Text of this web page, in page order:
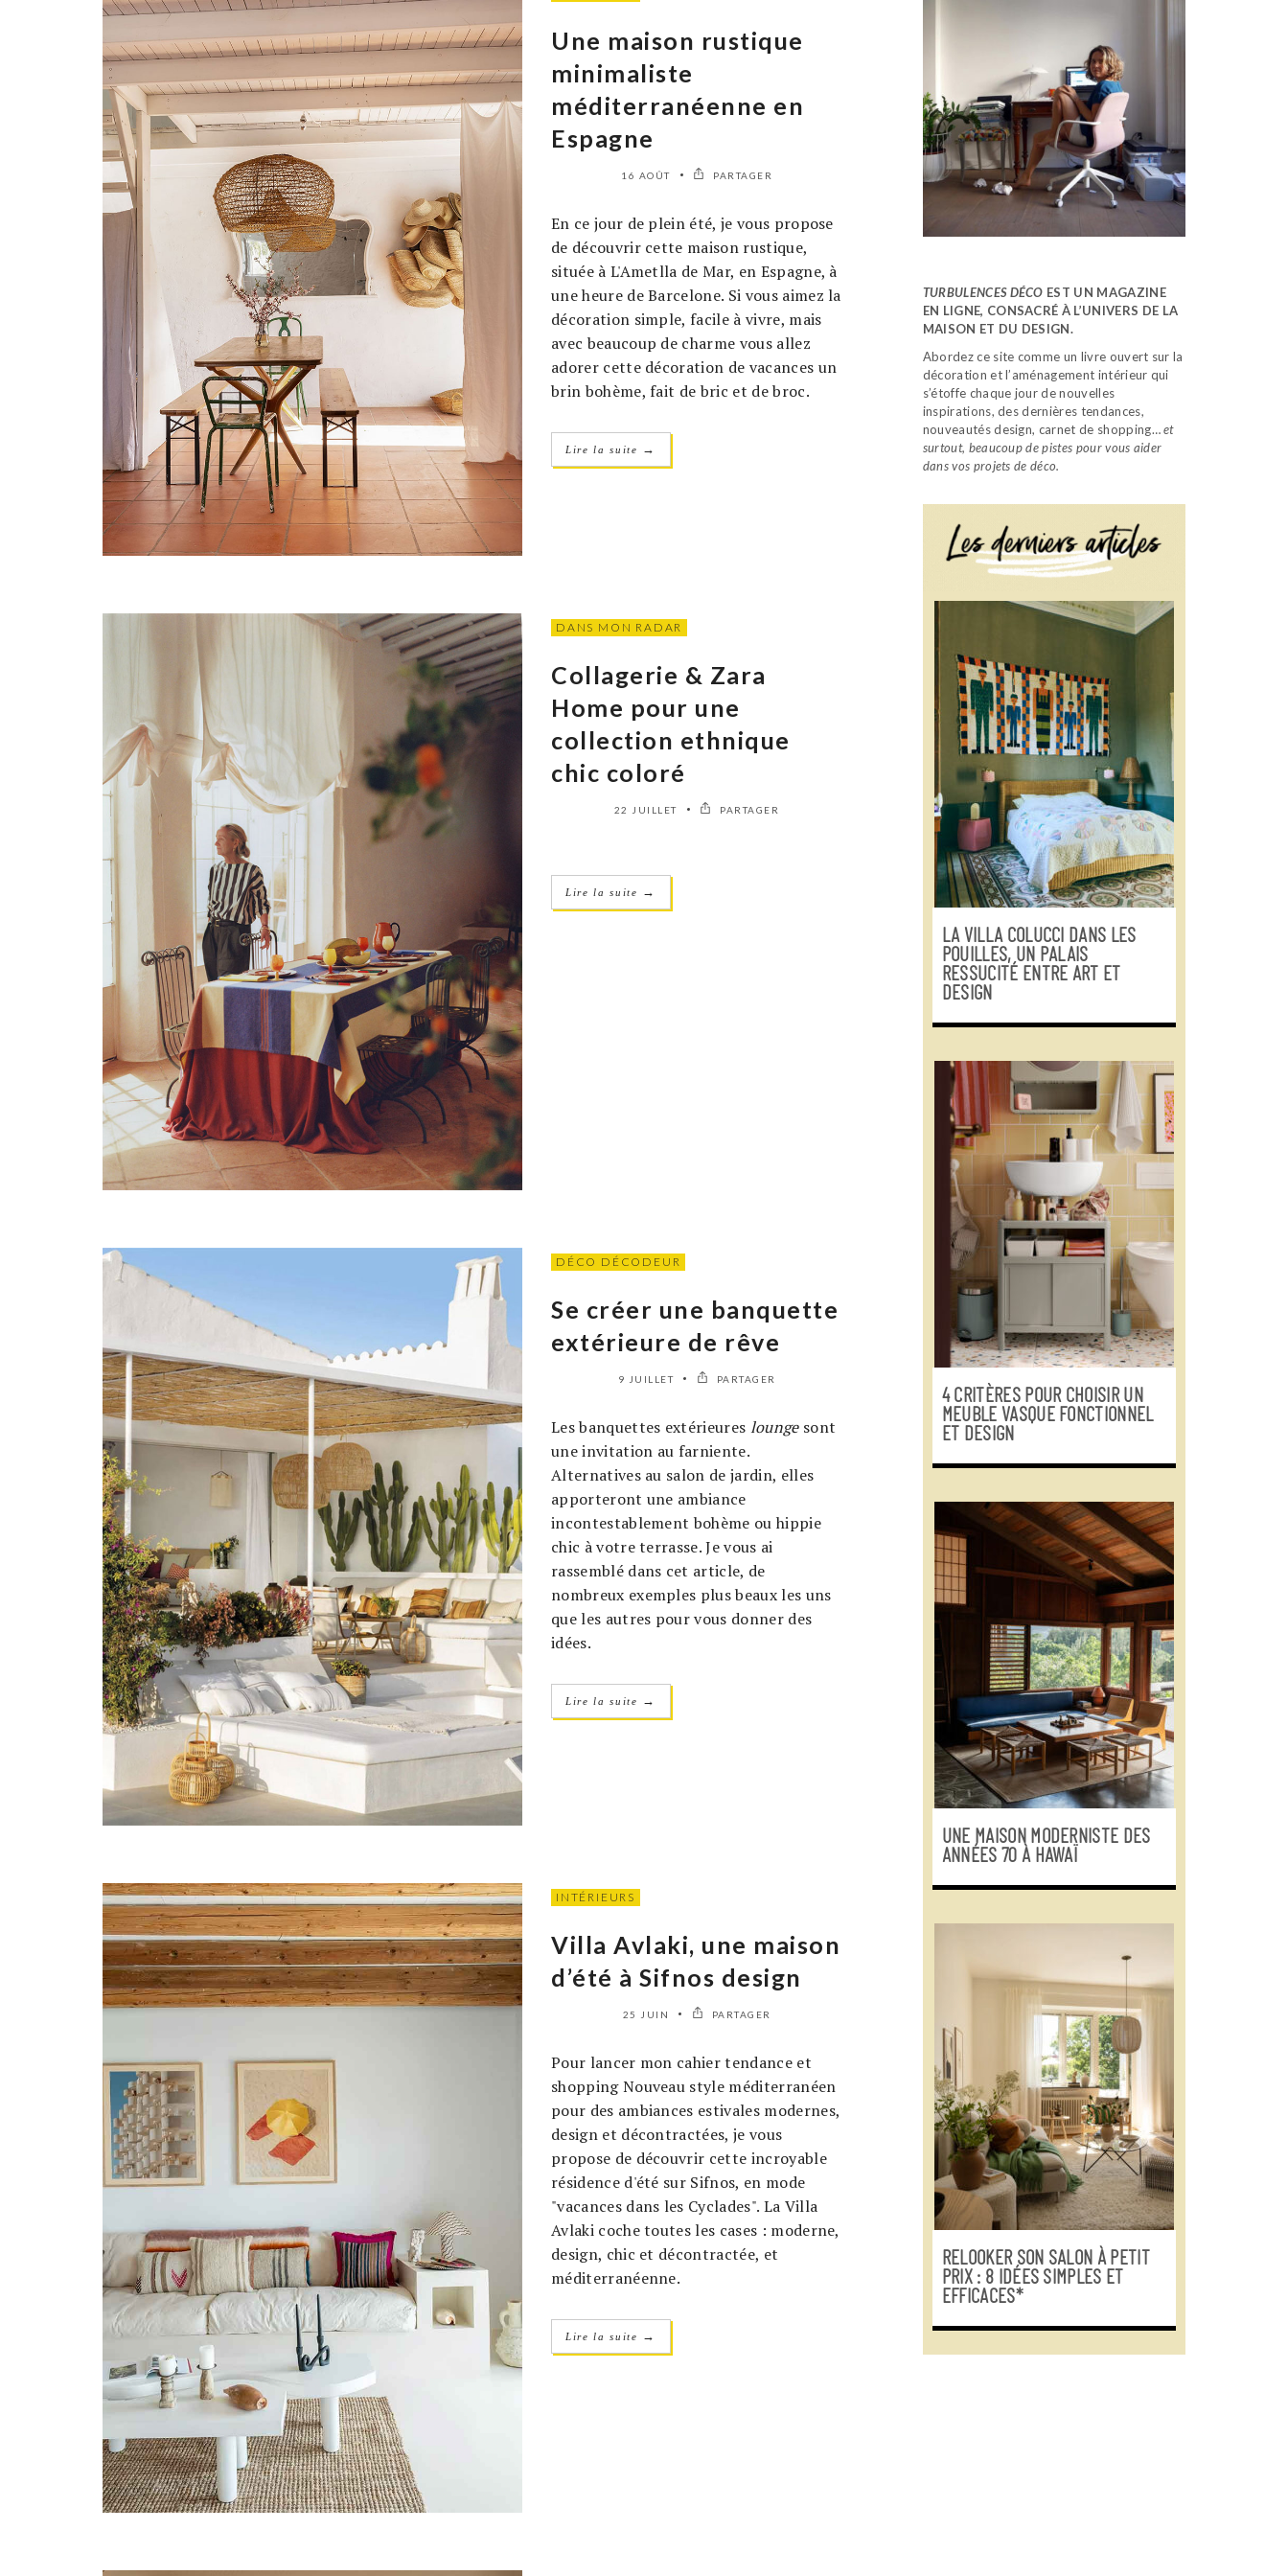
Une maison rustique
minimaliste
méditerranéenne en
Espagne
16 AOÛT PARTAGER
En ce jour de plein été, je vous propose
de découvrir cette maison rustique,
située à L'Ametlla de Mar, en Espagne, à
une heure de Barcelone. Si vous aimez la
décoration simple, facile à vivre, mais
avec beaucoup de charme vous allez
adorer cette décoration de vacances un
brin bohème, fait de bric et de broc.
Lire la suite →
DANS MON RADAR
Collagerie & Zara
Home pour une
collection ethnique
chic coloré
22 JUILLET PARTAGER
Lire la suite →
DÉCO DÉCODEUR
Se créer une banquette
extérieure de rêve
9 JUILLET PARTAGER
Les banquettes extérieures loungesont
une invitation au farniente.
Alternatives au salon de jardin, elles
apporteront une ambiance
incontestablement bohème ou hippie
chic à votre terrasse. Je vous ai
rassemblé dans cet article, de
nombreux exemples plus beaux les uns
que les autres pour vous donner des
idées.
Lire la suite →
INTÉRIEURS
Villa Avlaki, une maison
d’été à Sifnos design
25 JUIN PARTAGER
Pour lancer mon cahier tendance et
shopping Nouveau style méditerranéen
pour des ambiances estivales modernes,
design et décontractées, je vous
propose de découvrir cette incroyable
résidence d'été sur Sifnos, en mode
"vacances dans les Cyclades". La Villa
Avlaki coche toutes les cases : moderne,
design, chic et décontractée, et
méditerranéenne.
Lire la suite →
TURBULENCES DÉCO EST UN MAGAZINE
EN LIGNE, CONSACRÉ À L’UNIVERS DE LA
MAISON ET DU DESIGN.
Abordez ce site comme un livre ouvert sur la
décoration et l’aménagement intérieur qui
s’étoffe chaque jour de nouvelles
inspirations, des dernières tendances,
nouveautés design, carnet de shopping…et
surtout, beaucoup de pistes pour vous aider
dans vos projets de déco.
LA VILLA COLUCCI DANS LES
POUILLES, UN PALAIS
RESSUCITÉ ENTRE ART ET
DESIGN
4 CRITÈRES POUR CHOISIR UN
MEUBLE VASQUE FONCTIONNEL
ET DESIGN
UNE MAISON MODERNISTE DES
ANNÉES 70 À HAWAÏ
RELOOKER SON SALON À PETIT
PRIX : 8 IDÉES SIMPLES ET
EFFICACES*